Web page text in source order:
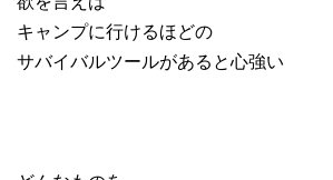
キャンプに行けるほどの
サバイバルツールがあると心強い